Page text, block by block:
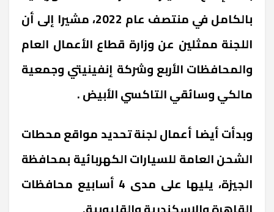
بالكامل في منتصف عام 2022، مشيرا إلى أن
اللجنة ممثلين عن وزارة قطاع الأعمال العام
والمحافظات الأربع وشركة إنفينيتي وجمعية
مالكي وسائقي التاكسي الأبيض .
وبدأت أيضا أعمال لجنة تحديد مواقع محطات
الشحن العامة للسيارات الكهربائية بمحافظة
الجيزة، يليها على مدى 4 أسابيع محافظات